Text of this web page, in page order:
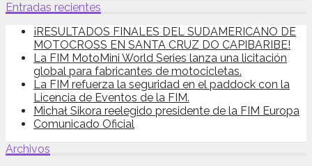
Entradas recientes
¡RESULTADOS FINALES DEL SUDAMERICANO DE
MOTOCROSS EN SANTA CRUZ DO CAPIBARIBE!
La FIM MotoMini World Series lanza una licitación
global para fabricantes de motocicletas.
La FIM refuerza la seguridad en el paddock con la
Licencia de Eventos de la FIM.
Michał Sikora reelegido presidente de la FIM Europa
Comunicado Oficial
Archivos